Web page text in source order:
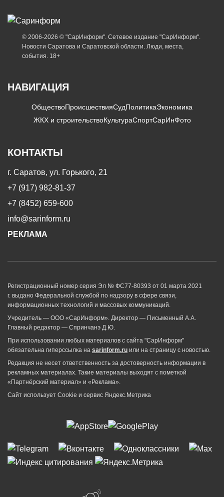
© 2006-2026 © "СарИнформ". Сетевое издание "СарИнформ".
Новости Саратова и Саратовской области. Люди, места,
события. 18+
НАВИГАЦИЯ
ОбществоПроисшествияСудПолитикаЭкономика
ЖКХ и строительствоКультураСпортСарИнФото
КОНТАКТЫ
г. Саратов, ул. Горького, 21
+7 (917) 982-81-37
+7 (8452) 659-600
info@sarinform.ru
РЕКЛАМА
Регистрационный номер серия Эл № ФС77-80393 от 01 марта 2021
г. выдано Федеральной службой по надзору в сфере связи,
информационных технологий и массовых коммуникаций.
Учредитель — ООО «СарИнформ». Директор — Письменный А.А.
Главный редактор — Спринчанэ Д.Ю.
При использовании любых материалов с сайта "СарИнформ"
обязательна гиперссылка на sarinform.ru или на страницу с новостью.
Редакция не несет ответственность за достоверность информации в
рекламных материалах. Такие материалы выходят с пометкой
«Партнёрский материал» и «Реклама».
Сайт использует Cookie и сервиc Яндекс.Метрика